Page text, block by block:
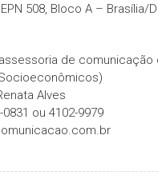
508, Bloco A – Brasília/
de comunicação
Alves
0831 ou 4102-9979